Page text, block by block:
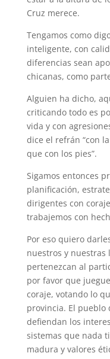
Cruz merece.
Tengamos como
inteligente, con
diferencias sean
chicanas, como
Alguien ha dicho,
criticando todo es
vida y con
dice el refrán “con
que con los pies”.
Sigamos entonces
planificación,
dirigentes con
trabajemos con
Por eso quiero
nuestros y nuestras
pertenezcan al
por favor que
coraje, votando lo
provincia. El pueblo
defiendan los
sistemas que nada
madura y valores